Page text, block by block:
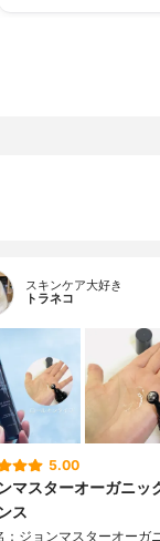
スキンケア大好き
トラネコ
5.00
マスターオーガニッ
ス
：ジョンマスターオーガ